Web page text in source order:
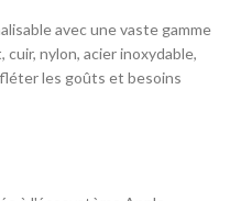
avec une vaste gamme
cuir, nylon, acier inoxydable,
les goûts et besoins